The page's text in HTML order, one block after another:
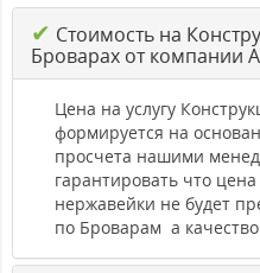
✔ Стоимость на
Броварах от компании
Цена на услугу
формируется на
просчета нашими
гарантировать что
нержавейки не будет
по Броварам а